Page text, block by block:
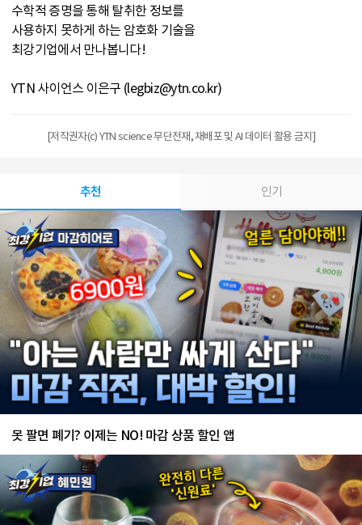
수학적 증명을 통해 탈취한 정보를
사용하지 못하게 하는 암호화 기술을
최강기업에서 만나봅니다!
YTN 사이언스 이은구 (legbiz@ytn.co.kr)
[저작권자(c) YTN science 무단전재, 재배포 및 AI 데이터 활용 금지]
추천 인기
못 팔면 폐기? 이제는 NO! 마감 상품 할인 앱